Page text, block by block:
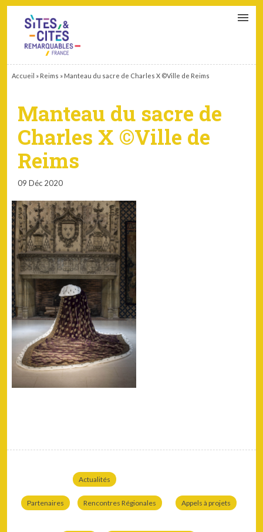
Accueil » Reims » Manteau du sacre de Charles X ©Ville de Reims
Manteau du sacre de
Charles X ©Ville de
Reims
09 Déc 2020
Actualités
Partenaires Rencontres Régionales Appels à projets